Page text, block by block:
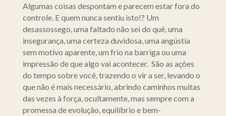
Algumas coisas despontam e parecem estar fora do
controle. E quem nunca sentiu isto!? Um
desassossego, uma faltado não sei do quê, uma
insegurança, uma certeza duvidosa, uma angústia
sem motivo aparente, um frio na barriga ou uma
impressão de que algo vai acontecer. São as ações
do tempo sobre você, trazendo o vir a ser, levando o
que não é mais necessário, abrindo caminhos muitas
das vezes à força, ocultamente, mas sempre com a
promessa de evolução, equilíbrio e bem-